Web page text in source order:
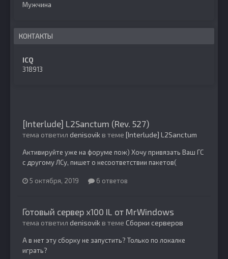
Мужчина
КОНТАКТЫ
ICQ
318913
[Interlude] L2Sanctum (Rev. 527)
тема ответил denisovik в теме [Interlude] L2Sanctum
Активируйте уже на форуме пож) Хочу привязать Ваш ГС
с другому ЛСу, пишет о несоответствии пакетов(
5 октября, 2019 6 ответов
Готовый сервер x100 IL от MrWindows
тема ответил denisovik в теме Сборки серверов
А в нет эту сборку не запустить? Только по локалке
играть?